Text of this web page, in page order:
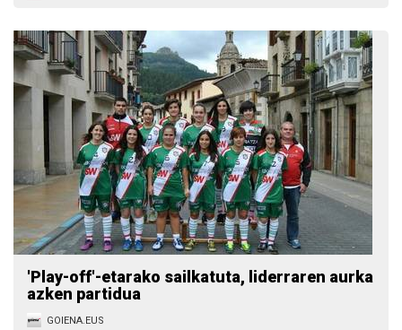
'Play-off'-etarako sailkatuta, liderraren aurka
azken partidua
GOIENA.EUS